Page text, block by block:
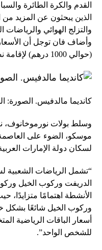
القدم والكرة الطائرة
الذين يبحثون عن المزيد
والتزلج الهوائي والرياضات
(حوالي 1000 درهم) لإقامة نصف إقامة لشخصين بالغين.
كانديما مالدفيس. الصورة:
وسلط بولات نورموخانوف،
موسكو، الضوء على
لسكان دولة الإمارات
“تشمل الرياضات الشعبية
الدريفت وركوب الخيل
الأنشطة اهتمامًا متزايدًا،
وركوب الخيل شائعًا بشكل
للشخص الواحد”.